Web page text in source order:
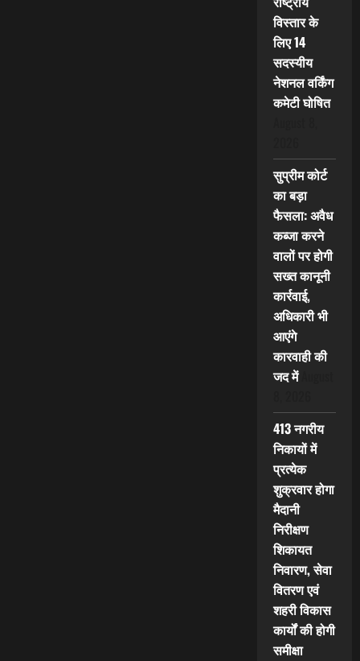
विस्तार के
लिए 14
सदस्यीय
नेशनल वर्किंग
कमेटी घोषित
सुप्रीम कोर्ट
का बड़ा
फैसला: अवैध
कब्जा करने
वालों पर होगी
सख्त कानूनी
कार्रवाई,
अधिकारी भी
आएंगे
कारवाही की
जद में
413 नगरीय
निकायों में
प्रत्येक
शुक्रवार होगा
मैदानी
निरीक्षण
शिकायत
निवारण, सेवा
वितरण एवं
शहरी विकास
कार्यों की होगी
समीक्षा